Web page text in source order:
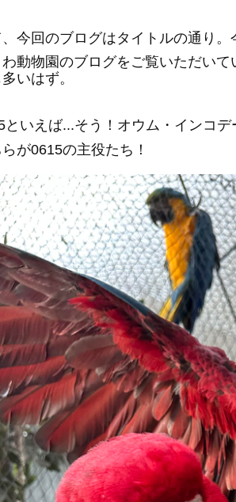
、今回のブログはタイトルの通り
わ動物園のブログをご覧いただい
いはず。
といえば...そう！オウム・インコデ
が0615の主役たち！